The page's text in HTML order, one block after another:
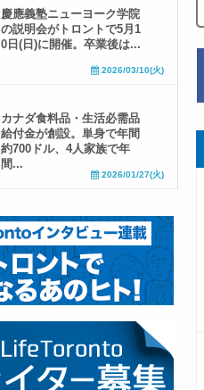
慶應義塾ニューヨーク学院
の説明会がトロントで5月1
0日(日)に開催。卒業後は...
2026/03/10(火)
カナダ食料品・生活必需品
給付金が創設。単身で年間
約700ドル、4人家族で年
間...
2026/01/27(火)